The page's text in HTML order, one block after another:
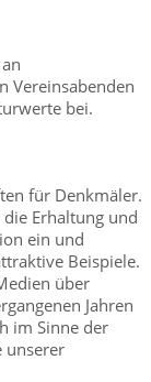
Vereinsabenden
bei.
für Denkmäler.
Erhaltung und
ein und
Beispiele.
über
Jahren
im Sinne der
unserer